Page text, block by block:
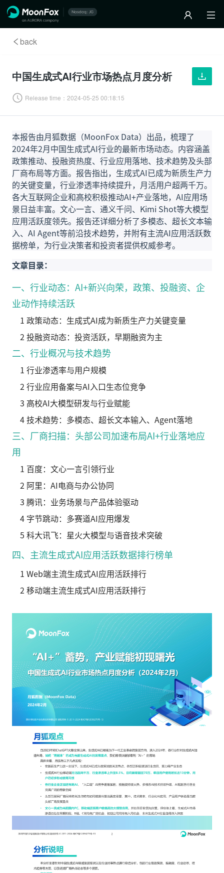
back
中国生成式AI行业市场热点月度分析
Release time： 2024-05-25 00:18:15
本报告由月狐数据（MoonFox Data）出品，梳理了
2024年2月中国生成式AI行业的最新市场动态。内容涵盖
政策推动、投融资热度、行业应用落地、技术趋势及头部
厂商布局等方面。报告指出，生成式AI已成为新质生产力
的关键变量，行业渗透率持续提升，月活用户超两千万。
各大互联网企业和高校积极推动AI+产业落地，AI应用场
景日益丰富。文心一言、通义千问、Kimi Shot等大模型
应用活跃度领先。报告还详细分析了多模态、超长文本输
入、AI Agent等前沿技术趋势，并附有主流AI应用活跃数
据榜单，为行业决策者和投资者提供权威参考。
文章目录：
一、行业动态：AI+新兴向荣，政策、投融资、企
业动作持续活跃
1 政策动态：生成式AI成为新质生产力关键变量
2 投融资动态：投资活跃，早期融资为主
二、行业概况与技术趋势
1 行业渗透率与用户规模
2 行业应用备案与AI入口生态位竞争
3 高校AI大模型研发与行业赋能
4 技术趋势：多模态、超长文本输入、Agent落地
三、厂商扫描：头部公司加速布局AI+行业落地应
用
1 百度：文心一言引领行业
2 阿里：AI电商与办公协同
3 腾讯：业务场景与产品体验驱动
4 字节跳动：多赛道AI应用爆发
5 科大讯飞：星火大模型与语音技术突破
四、主流生成式AI应用活跃数据排行榜单
1 Web端主流生成式AI应用活跃排行
2 移动端主流生成式AI应用活跃排行